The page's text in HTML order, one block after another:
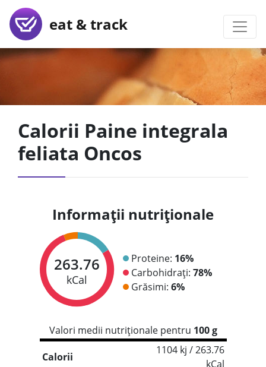
eat & track
Calorii Paine integrala
feliata Oncos
Informații nutriționale
263.76
kCal
Proteine: 16%
Carbohidrați: 78%
Grăsimi: 6%
Valori medii nutriționale pentru 100 g
Calorii
1104 kj / 263.76
kCal